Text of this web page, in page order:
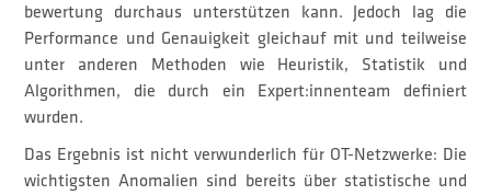
bewertung durchaus unterstützen kann. Jedoch lag die
Performance und Genauigkeit gleichauf mit und teilweise
unter anderen Methoden wie Heuristik, Statistik und
Algorithmen, die durch ein Expert:innenteam definiert
wurden.
Das Ergebnis ist nicht verwunderlich für OT-Netzwerke: Die
wichtigsten Anomalien sind bereits über statistische und